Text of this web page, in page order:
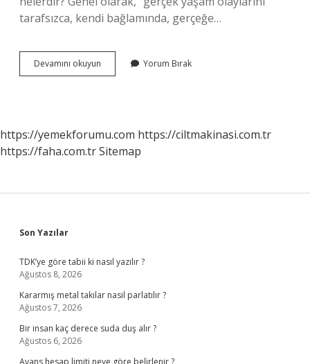
tarafsızca, kendi bağlamında, gerçeğe…
Devamını okuyun Belgesel
Filmler
Yorum Bırak
https://yemekforumu.com https://ciltmakinasi.com.tr
https://faha.com.trSitemap
Sidebar
Son Yazılar
TDK’ye göre tabii ki nasıl yazılır ?
Ağustos 8, 2026
Kararmış metal takılar nasıl parlatılır ?
Ağustos 7, 2026
Bir insan kaç derece suda duş alır ?
Ağustos 6, 2026
Avans hesap limiti neye göre belirlenir ?